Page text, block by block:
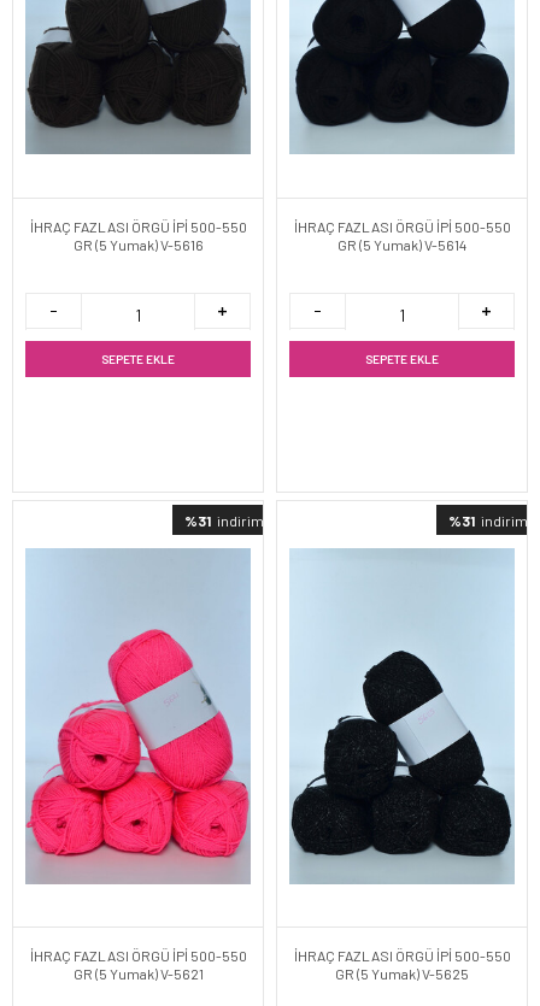
İHRAÇ FAZLASI ÖRGÜ İPİ 500-550
GR (5 Yumak) V-5616
SEPETE EKLE
İHRAÇ FAZLASI ÖRGÜ İPİ 500-550
GR (5 Yumak) V-5614
SEPETE EKLE
%31 indirimli
İHRAÇ FAZLASI ÖRGÜ İPİ 500-550
GR (5 Yumak) V-5621
%31 indirimli
İHRAÇ FAZLASI ÖRGÜ İPİ 500-550
GR (5 Yumak) V-5625